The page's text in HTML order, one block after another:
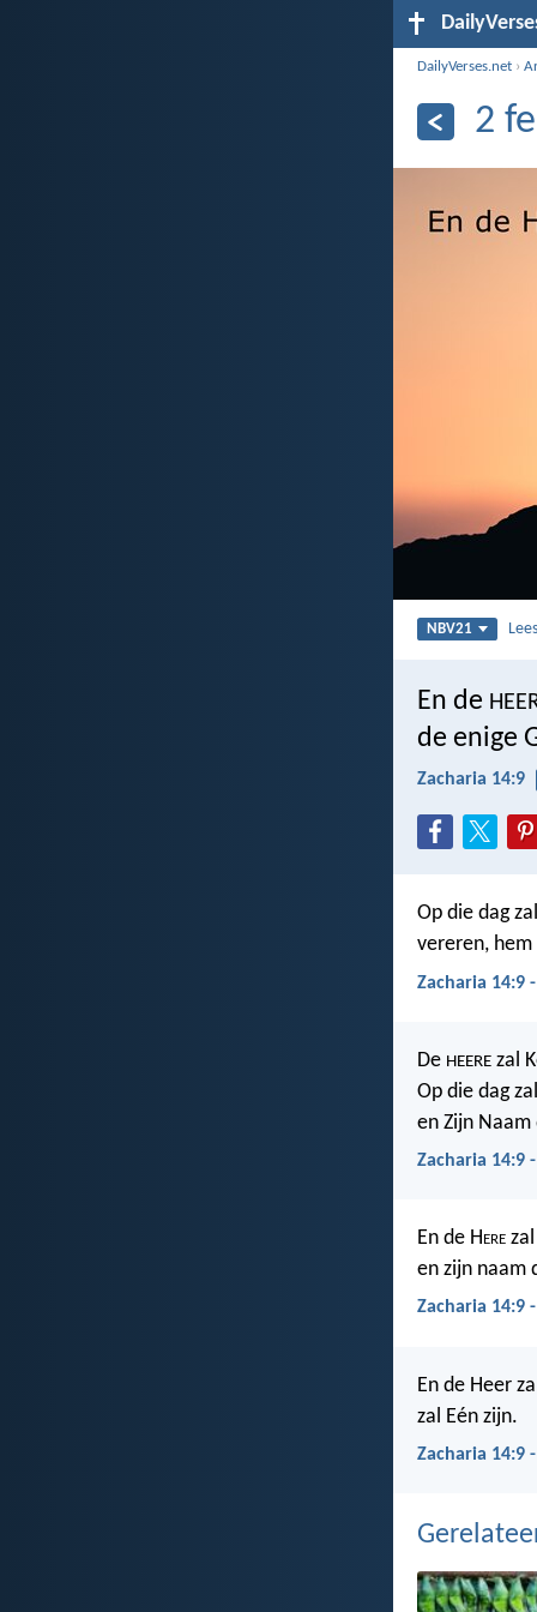
DailyVerses.net ›
2
NBV21
En de
de enige
Zacharia 14:9
Op die dag
vereren,
Zacharia 14:9 -
De HEERE zal
Op die dag
en Zijn Naam
Zacharia 14:9 -
En de Here
en zijn naam
Zacharia 14:9
En de Heer
zal Eén zijn.
Zacharia 14:9